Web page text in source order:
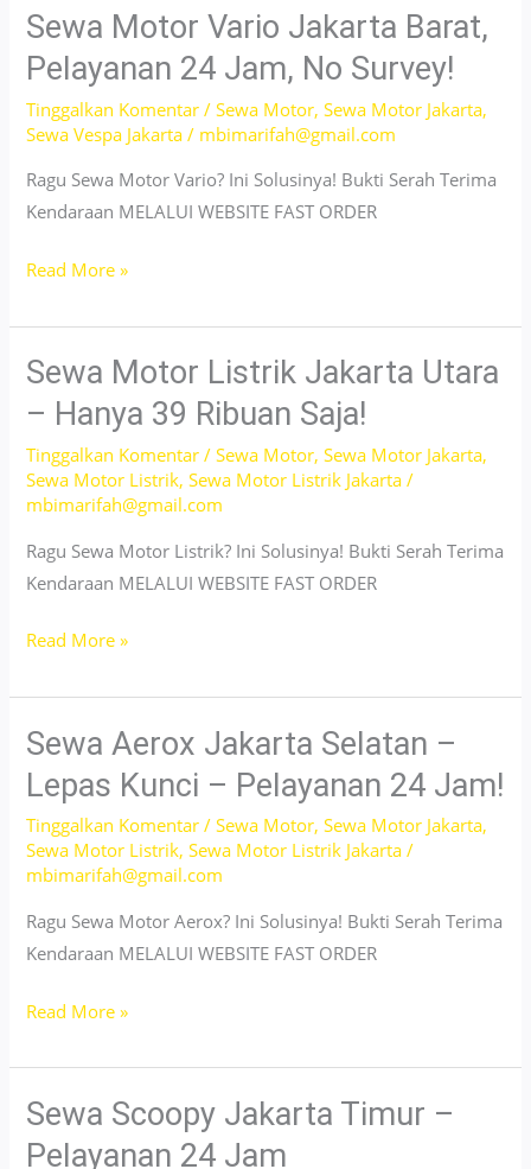
–
Bisa
Lepas
Kunci
–
24
Jam
Sewa Motor Vario Jakarta Barat,
Pelayanan 24 Jam, No Survey!
Tinggalkan Komentar /Sewa Motor,Sewa Motor Jakarta,
Sewa Vespa Jakarta / mbimarifah@gmail.com
Ragu Sewa Motor Vario? Ini Solusinya! Bukti Serah Terima
Kendaraan MELALUI WEBSITE FAST ORDER
Sewa
Vario
Jakarta
Barat,
Pelayanan
24
Jam,
Survey!
Read More »
Sewa Motor Listrik Jakarta Utara
– Hanya 39 Ribuan Saja!
Tinggalkan Komentar /Sewa Motor,Sewa Motor Jakarta,
Sewa Motor Listrik,Sewa Motor Listrik Jakarta /
mbimarifah@gmail.com
Ragu Sewa Motor Listrik? Ini Solusinya! Bukti Serah Terima
Kendaraan MELALUI WEBSITE FAST ORDER
Sewa
Listrik
Jakarta
Utara
–
Hanya
39
Saja!
Read More »
Sewa Aerox Jakarta Selatan –
Lepas Kunci – Pelayanan 24 Jam!
Tinggalkan Komentar /Sewa Motor,Sewa Motor Jakarta,
Sewa Motor Listrik,Sewa Motor Listrik Jakarta /
mbimarifah@gmail.com
Ragu Sewa Motor Aerox? Ini Solusinya! Bukti Serah Terima
Kendaraan MELALUI WEBSITE FAST ORDER
Sewa
Jakarta
Selatan
–
Read More »
Sewa Scoopy Jakarta Timur –
Pelayanan 24 Jam